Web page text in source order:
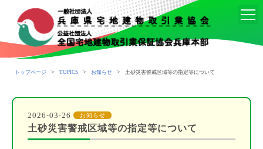
トップページ > TOPICS > お知らせ > 土砂災害警戒区域等の指定等について
2026-03-26 お知らせ
土砂災害警戒区域等の指定等について